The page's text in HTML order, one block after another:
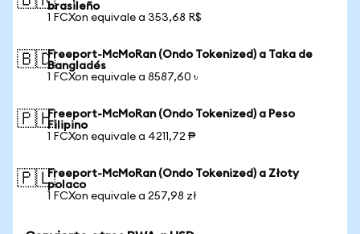
brasileño
1 FCXon equivale a 353,68 R$
🇧🇩Freeport-McMoRan (Ondo Tokenized) a Taka de
Bangladés
1 FCXon equivale a 8587,60 ৳
🇵🇭Freeport-McMoRan (Ondo Tokenized) a Peso
Filipino
1 FCXon equivale a 4211,72 ₱
🇵🇱Freeport-McMoRan (Ondo Tokenized) a Złoty
polaco
1 FCXon equivale a 257,98 zł